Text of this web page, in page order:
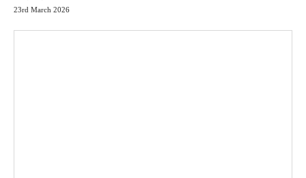
23rd March 2026